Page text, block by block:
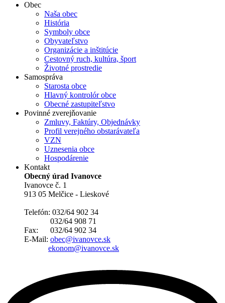
Obec
Naša obec
História
Symboly obce
Obyvateľstvo
Organizácie a inštitúcie
Cestovný ruch, kultúra, šport
Životné prostredie
Samospráva
Starosta obce
Hlavný kontrolór obce
Obecné zastupiteľstvo
Povinné zverejňovanie
Zmluvy, Faktúry, Objednávky
Profil verejného obstarávateľa
VZN
Uznesenia obce
Hospodárenie
Kontakt
Obecný úrad Ivanovce
Ivanovce č. 1
913 05 Melčice - Lieskové
Telefón: 032/64 902 34
032/64 908 71
Fax: 032/64 902 34
E-Mail: obec@ivanovce.sk
ekonom@ivanovce.sk